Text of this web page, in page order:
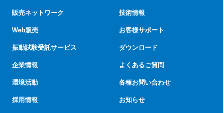
販売ネットワーク
Web販売
振動試験受託サービス
企業情報
環境活動
採用情報
技術情報
お客様サポート
ダウンロード
よくあるご質問
各種お問い合わせ
お知らせ